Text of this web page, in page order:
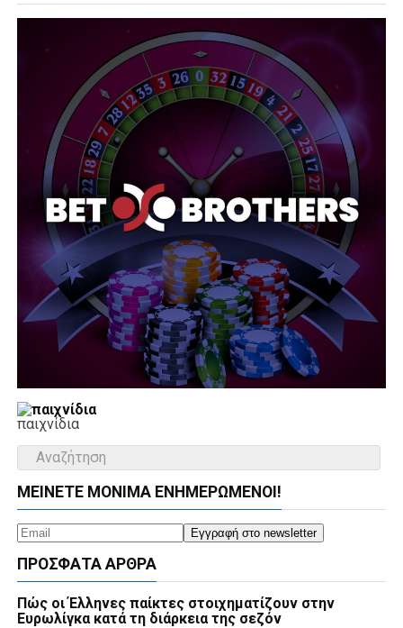
παιχνίδια
ΜΕΊΝΕΤΕ ΜΌΝΙΜΑ ΕΝΗΜΕΡΏΜΕΝΟΙ!
ΠΡΌΣΦΑΤΑ ΆΡΘΡΑ
Πώς οι Έλληνες παίκτες στοιχηματίζουν στην
Ευρωλίγκα κατά τη διάρκεια της σεζόν